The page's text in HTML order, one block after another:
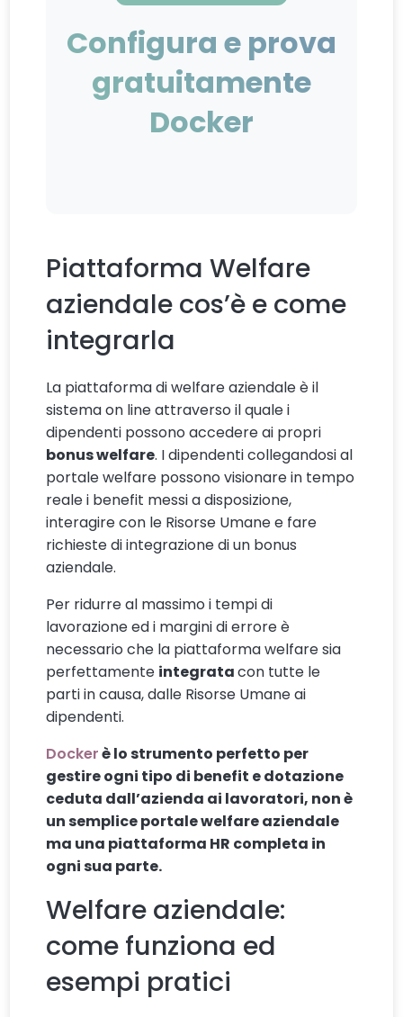
Configura e prova
gratuitamente
Docker
Piattaforma Welfare
aziendale cos’è e come
integrarla
La piattaforma di welfare aziendale è il
sistema on line attraverso il quale i
dipendenti possono accedere ai propri
bonus welfare. I dipendenti collegandosi al
portale welfare possono visionare in tempo
reale i benefit messi a disposizione,
interagire con le Risorse Umane e fare
richieste di integrazione di un bonus
aziendale.
Per ridurre al massimo i tempi di
lavorazione ed i margini di errore è
necessario che la piattaforma welfare sia
perfettamente integratacon tutte le
parti in causa, dalle Risorse Umane ai
dipendenti.
Dockerè lo strumento perfetto per
gestire ogni tipo di benefit e dotazione
ceduta dall’azienda ai lavoratori, non è
un semplice portale welfare aziendale
ma una piattaforma HR completa in
ogni sua parte.
Welfare aziendale:
come funziona ed
esempi pratici